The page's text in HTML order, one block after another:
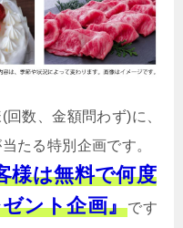
数、金額問わず)に、
たる特別企画です。
様は無料で何度
ント企画』です